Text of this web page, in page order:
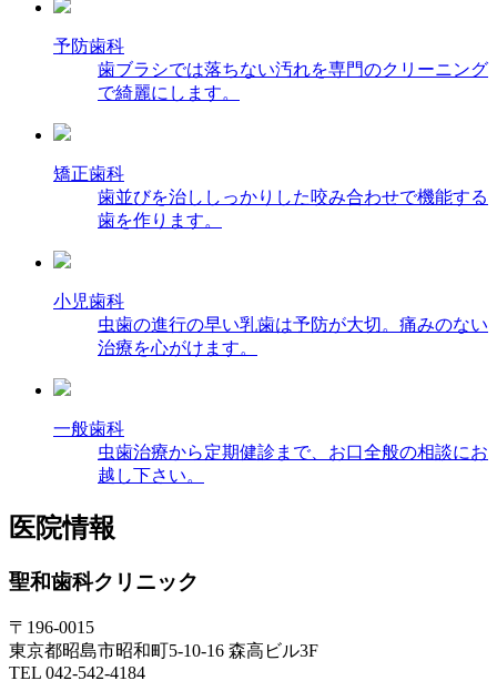
予防歯科
歯ブラシでは落ちない汚れを専門のクリーニング
で綺麗にします。
矯正歯科
歯並びを治ししっかりした咬み合わせで機能する
歯を作ります。
小児歯科
虫歯の進行の早い乳歯は予防が大切。痛みのない
治療を心がけます。
一般歯科
虫歯治療から定期健診まで、お口全般の相談にお
越し下さい。
医院情報
聖和歯科クリニック
〒196-0015
東京都昭島市昭和町5-10-16 森高ビル3F
TEL 042-542-4184